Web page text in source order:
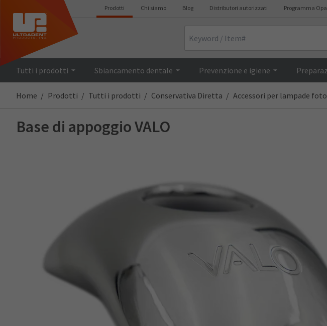
Prodotti Chi siamo Blog Distributori autorizzati Programma
Tutti i prodotti Sbiancamento dentale Prevenzione e igiene
Descrizione
Home Prodotti Tutti i prodotti Conservativa Diretta Accessori per lampade
Base di appoggio VALO